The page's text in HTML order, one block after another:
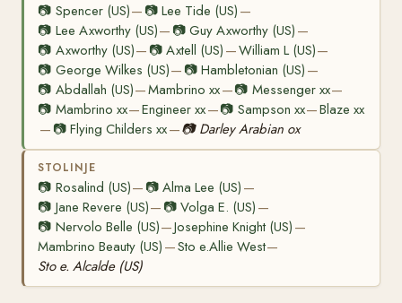
📷 Spencer (US)— 📷Lee Tide (US) —
📷 Lee Axworthy (US)— 📷Guy Axworthy (US) —
📷 Axworthy (US)— 📷Axtell (US) —William L (US)—
📷 George Wilkes (US)— 📷Hambletonian (US) —
📷 Abdallah (US)—Mambrino xx—📷 Messenger xx—
📷 Mambrino xx—Engineer xx—📷 Sampson xx—Blaze xx
— 📷Flying Childers xx—📷 Darley Arabian ox
STOLINJE
📷 Rosalind (US)— 📷Alma Lee (US) —
📷 Jane Revere (US)— 📷Volga E. (US) —
📷 Nervolo Belle (US)—Josephine Knight (US) —
Mambrino Beauty (US) —Sto e.Allie West—
Sto e. Alcalde (US)